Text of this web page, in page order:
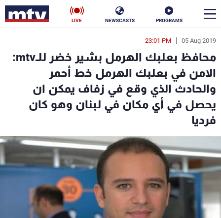
PROGRAMS
NEWSCASTS
LIVE
05 Aug 2019
23:01 PM
محافظ بعلبك الهرمل بشير خضر للـmtv:
الامن في بعلبك الهرمل خط أحمر
والحادث الذي وقع في زفاف يمكن ان
يحصل في أي مكان في لبنان وهو كان
فرديا
en
الأخبار
سياسة ناس
إقتصاد فن
منوعات رياضة
كأس العالم
البرامج